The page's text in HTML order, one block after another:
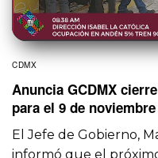
CDMX
Anuncia GCDMX
para el 9 de noviembre
El Jefe de Gobierno,
informó que el